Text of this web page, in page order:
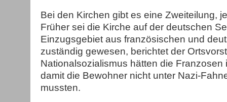
Bei den Kirchen gibt es eine Zweiteilung,
Früher sei die Kirche auf der deutschen
Einzugsgebiet aus französischen und
zuständig gewesen, berichtet der
Nationalsozialismus hätten die Franzosen
damit die Bewohner nicht unter Nazi-
mussten.